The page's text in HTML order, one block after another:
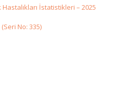
İstatistikleri – 2025
No: 335)